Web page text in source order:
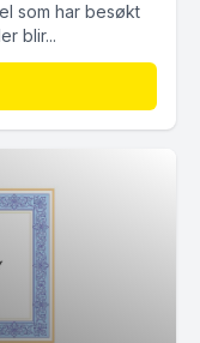
som har besøkt
blir...